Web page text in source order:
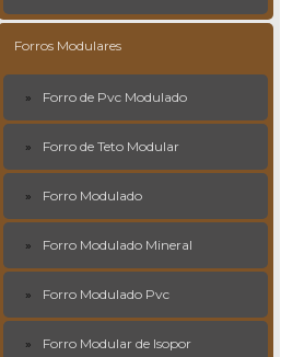
Forros Modulares
Forro de Pvc Modulado
Forro de Teto Modular
Forro Modulado
Forro Modulado Mineral
Forro Modulado Pvc
Forro Modular de Isopor